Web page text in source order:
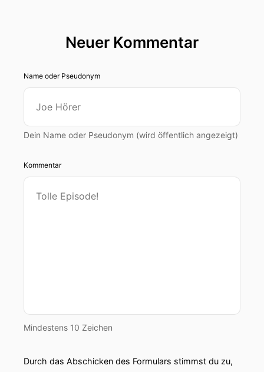
Neuer Kommentar
Name oder Pseudonym
Dein Name oder Pseudonym (wird öffentlich angezeigt)
Kommentar
Mindestens 10 Zeichen
Durch das Abschicken des Formulars stimmst du zu,